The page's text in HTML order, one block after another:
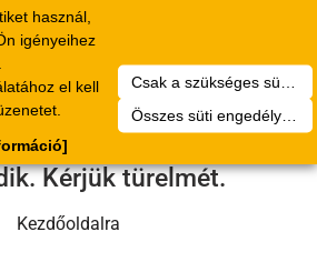
használ,
igényeihez
el kell
Összes süti engedélyezése
hiba történt.
hamarosan
Kérjük türelmét.
Kezdőoldalra